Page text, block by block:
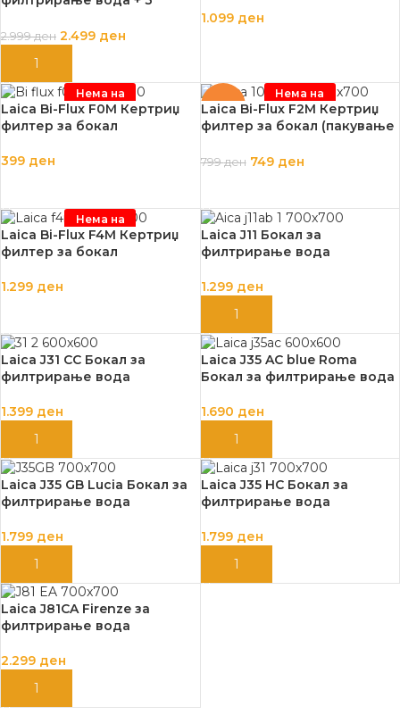
ПОДАРОК
2.999ден 2.499 ден
ДОДАЈ ВО КОШНИЦА
1.099 ден
Нема на
залиха
Laica Bi-Flux F0M Кертриџ
филтер за бокал
399 ден
Нема на
залиха
-6%
Laica Bi-Flux F2M Кертриџ
филтер за бокал (пакување
799ден 749 ден
Нема на
залиха
Laica Bi-Flux F4M Кертриџ
филтер за бокал
1.299 ден
Laica J11 Бокал за
филтрирање вода
1.299 ден
ДОДАЈ ВО КОШНИЦА
Laica J31 CC Бокал за
филтрирање вода
1.399 ден
ДОДАЈ ВО КОШНИЦА
Laica J35 AC blue Roma
Бокал за филтрирање вода
1.690 ден
ДОДАЈ ВО КОШНИЦА
Laica J35 GB Lucia Бокал за
филтрирање вода
1.799 ден
ДОДАЈ ВО КОШНИЦА
Laica J35 HC Бокал за
филтрирање вода
1.799 ден
ДОДАЈ ВО КОШНИЦА
Laica J81CA Firenze за
филтрирање вода
2.299 ден
ДОДАЈ ВО КОШНИЦА